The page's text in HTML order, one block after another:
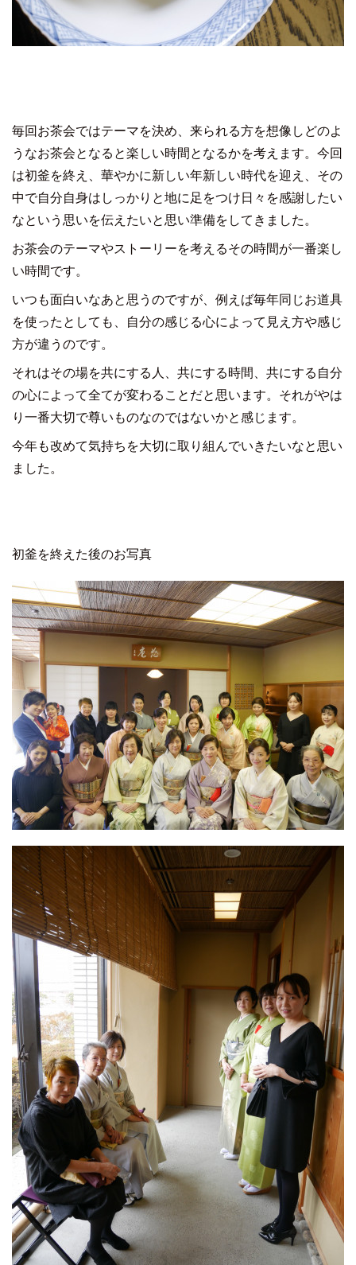
毎回お茶会ではテーマを決め、来られる方を想像しどのよ
うなお茶会となると楽しい時間となるかを考えます。今回
は初釜を終え、華やかに新しい年新しい時代を迎え、その
中で自分自身はしっかりと地に足をつけ日々を感謝したい
なという思いを伝えたいと思い準備をしてきました。
お茶会のテーマやストーリーを考えるその時間が一番楽し
い時間です。
いつも面白いなあと思うのですが、例えば毎年同じお道具
を使ったとしても、自分の感じる心によって見え方や感じ
方が違うのです。
それはその場を共にする人、共にする時間、共にする自分
の心によって全てが変わることだと思います。それがやは
り一番大切で尊いものなのではないかと感じます。
今年も改めて気持ちを大切に取り組んでいきたいなと思い
ました。
初釜を終えた後のお写真